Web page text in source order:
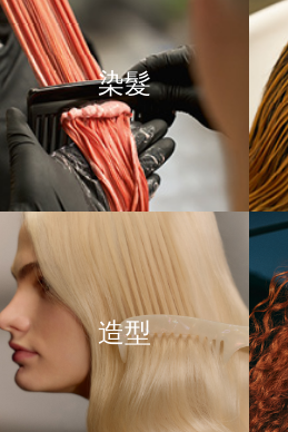
染髮
造型